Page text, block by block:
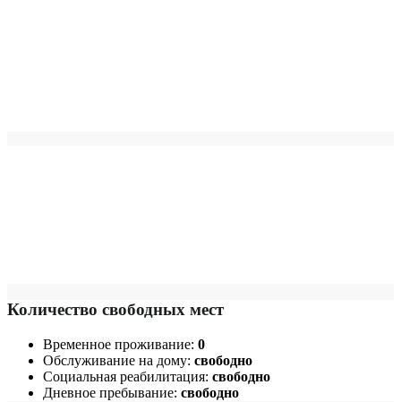
Количество свободных мест
Временное проживание: 0
Обслуживание на дому: свободно
Социальная реабилитация: свободно
Дневное пребывание: свободно